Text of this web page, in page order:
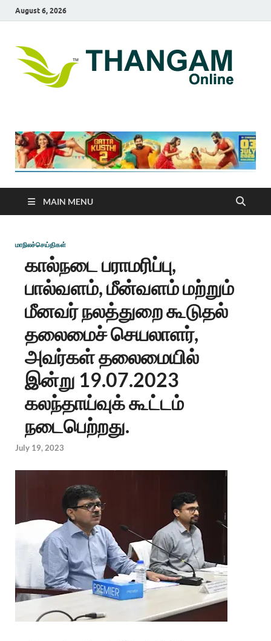
August 6, 2026
MAIN MENU
மாநிலச்செய்திகள்
கால்நடை பராமரிப்பு,
பால்வளம், மீன்வளம் மற்றும்
மீனவர் நலத்துறை கூடுதல்
தலைமைச் செயலாளர்,
அவர்கள் தலைமையில்
இன்று 19.07.2023
கலந்தாய்வுக் கூட்டம்
நடைபெற்றது.
July 19, 2023